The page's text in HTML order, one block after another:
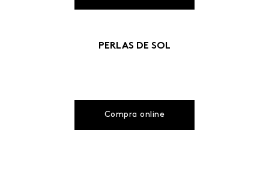
PERLAS DE SOL
Compra online